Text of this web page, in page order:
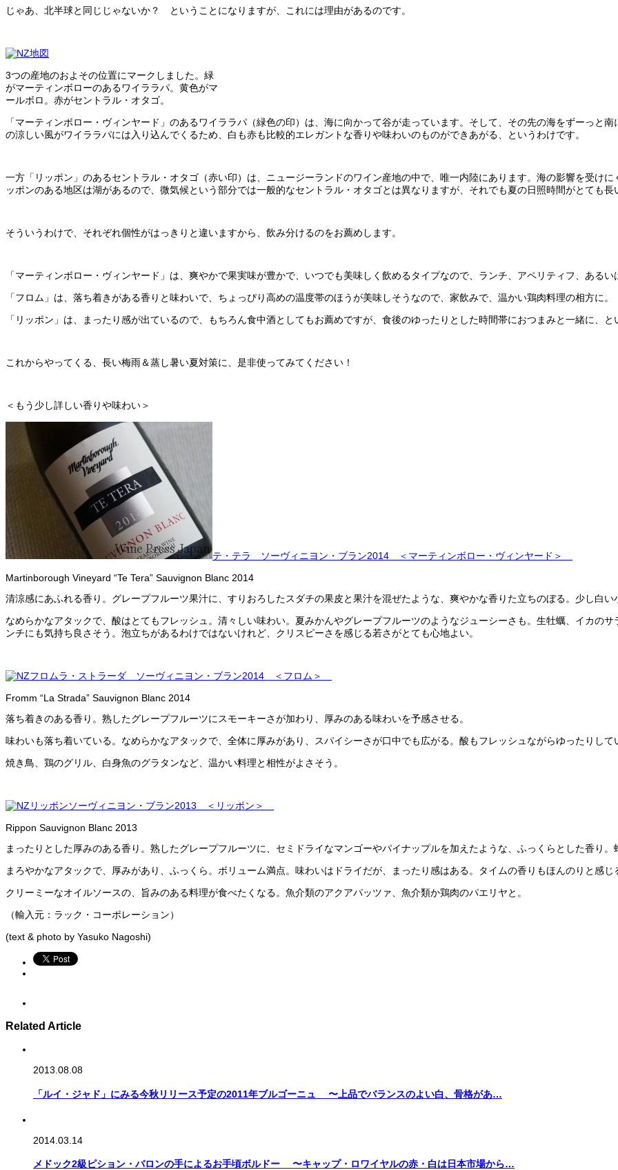
じゃあ、北半球と同じじゃないか？ ということになりますが、これには理由があるのです。
3つの産地のおよその位置にマークしました。緑
がマーティンボローのあるワイララパ。黄色がマ
ールボロ。赤がセントラル・オタゴ。
「マーティンボロー・ヴィンヤード」のあるワイララパ（緑色の印）は、海に向かって谷が走っています。そして、その先の海をずーっと
の涼しい風がワイララパには入り込んでくるため、白も赤も比較的エレガントな香りや味わいのものができあがる、というわけです。
一方「リッポン」のあるセントラル・オタゴ（赤い印）は、ニュージーランドのワイン産地の中で、唯一内陸にあります。海の影響を受け
ッポンのある地区は湖があるので、微気候という部分では一般的なセントラル・オタゴとは異なりますが、それでも夏の日照時間がとても
そういうわけで、それぞれ個性がはっきりと違いますから、飲み分けるのをお薦めします。
「マーティンボロー・ヴィンヤード」は、爽やかで果実味が豊かで、いつでも美味しく飲めるタイプなので、ランチ、アペリティフ、ある
「フロム」は、落ち着きがある香りと味わいで、ちょっぴり高めの温度帯のほうが美味しそうなので、家飲みで、温かい鶏肉料理の相方に。
「リッポン」は、まったり感が出ているので、もちろん食中酒としてもお薦めですが、食後のゆったりとした時間帯におつまみと一緒に、
これからやってくる、長い梅雨＆蒸し暑い夏対策に、是非使ってみてください！
＜もう少し詳しい香りや味わい＞
テ・テラ ソーヴィニヨン・ブラン2014 ＜マーティンボロー・ヴィンヤード＞
Martinborough Vineyard “Te Tera” Sauvignon Blanc 2014
清涼感にあふれる香り。グレープフルーツ果汁に、すりおろしたスダチの果皮と果汁を混ぜたような、爽やかな香りた立ちのぼる。少し白
なめらかなアタックで、酸はとてもフレッシュ。清々しい味わい。夏みかんやグレープフルーツのようなジューシーさも。生牡蠣、イカの
ンチにも気持ち良さそう。泡立ちがあるわけではないけれど、クリスピーさを感じる若さがとても心地よい。
ラ・ストラーダ ソーヴィニヨン・ブラン2014 ＜フロム＞
Fromm “La Strada” Sauvignon Blanc 2014
落ち着きのある香り。熟したグレープフルーツにスモーキーさが加わり、厚みのある味わいを予感させる。
味わいも落ち着いている。なめらかなアタックで、全体に厚みがあり、スパイシーさが口中でも広がる。酸もフレッシュながらゆったりし
焼き鳥、鶏のグリル、白身魚のグラタンなど、温かい料理と相性がよさそう。
ソーヴィニヨン・ブラン2013 ＜リッポン＞
Rippon Sauvignon Blanc 2013
まったりとした厚みのある香り。熟したグレープフルーツに、セミドライなマンゴーやパイナップルを加えたような、ふっくらとした香り。
まろやかなアタックで、厚みがあり、ふっくら。ボリューム満点。味わいはドライだが、まったり感はある。タイムの香りもほんのりと感じ
クリーミーなオイルソースの、旨みのある料理が食べたくなる。魚介類のアクアパッツァ、魚介類か鶏肉のパエリヤと。
（輸入元：ラック・コーポレーション）
(text & photo by Yasuko Nagoshi)
Related Article
2013.08.08
「ルイ・ジャド」にみる今秋リリース予定の2011年ブルゴーニュ 〜上品でバランスのよい白、骨格があ…
2014.03.14
メドック2級ピション・バロンの手によるお手頃ボルドー 〜キャップ・ロワイヤルの赤・白は日本市場から…